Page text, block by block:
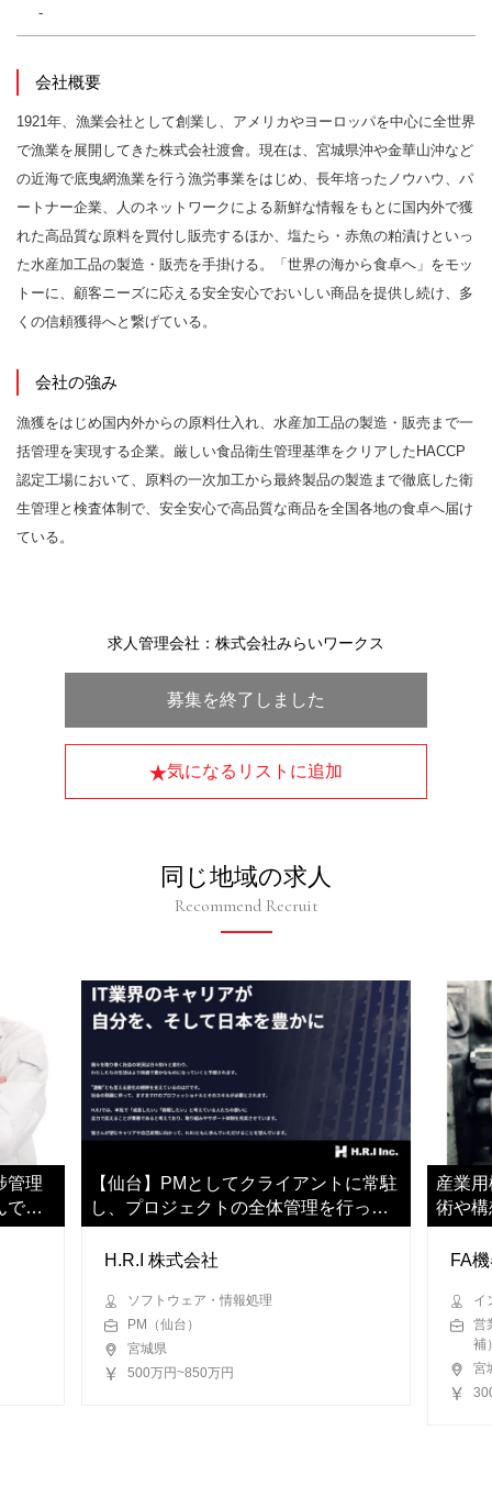
-
会社概要
1921年、漁業会社として創業し、アメリカやヨーロッパを中心に全世界
で漁業を展開してきた株式会社渡會。現在は、宮城県沖や金華山沖など
の近海で底曳網漁業を行う漁労事業をはじめ、長年培ったノウハウ、パ
ートナー企業、人のネットワークによる新鮮な情報をもとに国内外で獲
れた高品質な原料を買付し販売するほか、塩たら・赤魚の粕漬けといっ
た水産加工品の製造・販売を手掛ける。「世界の海から食卓へ」をモッ
トーに、顧客ニーズに応える安全安心でおいしい商品を提供し続け、多
くの信頼獲得へと繋げている。
会社の強み
漁獲をはじめ国内外からの原料仕入れ、水産加工品の製造・販売まで一
括管理を実現する企業。厳しい食品衛生管理基準をクリアしたHACCP
認定工場において、原料の一次加工から最終製品の製造まで徹底した衛
生管理と検査体制で、安全安心で高品質な商品を全国各地の食卓へ届け
ている。
募集を終了しました
気になるリストに追加
求人管理会社：株式会社みらいワークス
同じ地域の求人
Recommend Recruit
管理
でい
【仙台】PMとしてクライアントに常駐
し、プロジェクトの全体管理を行って
いただきます
H.R.I 株式会社
ソフトウェア・情報処理
PM（仙台）
宮城県
500万円~850万円
産業
術や
を
FA
イ
営
補
宮